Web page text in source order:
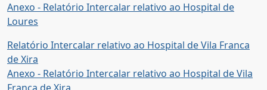
Anexo - Relatório Intercalar relativo ao Hospital de
Loures
Relatório Intercalar relativo ao Hospital de Vila Franca
de Xira
Anexo - Relatório Intercalar relativo ao Hospital de Vila